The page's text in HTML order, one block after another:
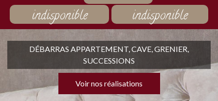
indisponible indisponible
DÉBARRAS APPARTEMENT, CAVE, GRENIER,
SUCCESSIONS
Voir nos réalisations